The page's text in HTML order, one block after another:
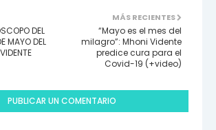
MÁS RECIENTES
“Mayo es el mes del
milagro”: Mhoni Vidente
predice cura para el
Covid-19 (+video)
DEL
MAYO DEL
PUBLICAR UN COMENTARIO